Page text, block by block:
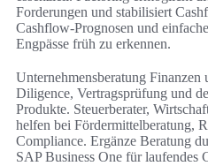
Forderungen und stabilisiert
Cashflow-Prognosen und
Engpässe früh zu erkennen.
Unternehmensberatung Finanzen
Diligence, Vertragsprüfung und
Produkte. Steuerberater,
helfen bei Fördermittelberatung,
Compliance. Ergänze Beratung
SAP Business One für laufendes